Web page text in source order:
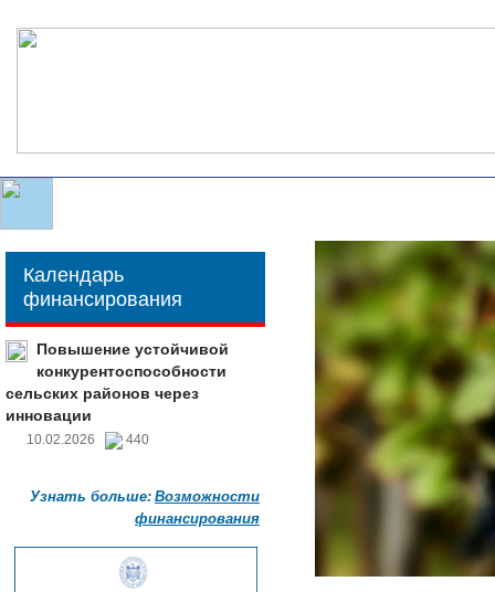
Календарь
финансирования
Повышение устойчивой
конкурентоспособности
сельских районов через
инновации
10.02.2026 440
Узнать больше: Возможности
финансирования